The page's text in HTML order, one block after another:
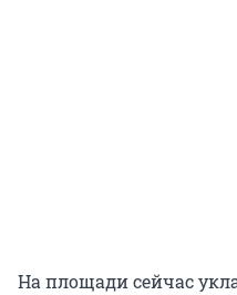
На площади сейчас